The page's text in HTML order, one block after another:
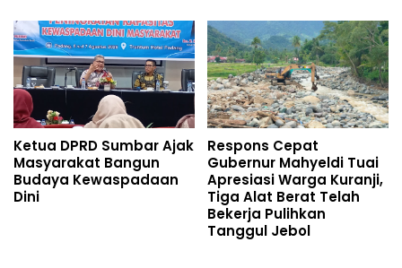
Ketua DPRD Sumbar Ajak
Masyarakat Bangun
Budaya Kewaspadaan
Dini
Respons Cepat
Gubernur Mahyeldi Tuai
Apresiasi Warga Kuranji,
Tiga Alat Berat Telah
Bekerja Pulihkan
Tanggul Jebol